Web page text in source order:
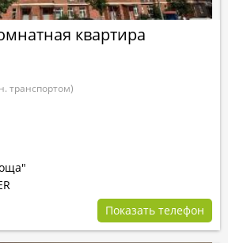
квартира
транспортом)
Показать телефон